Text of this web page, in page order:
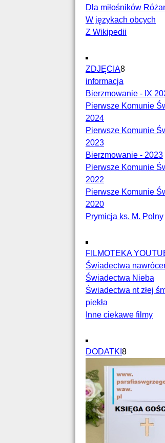
Dla miłośników
W językach obcych
Z Wikipedii
ZDJĘCIA8
informacja
Bierzmowanie - IX
Pierwsze Komunie
2024
Pierwsze Komunie
2023
Bierzmowanie - 2023
Pierwsze Komunie
2022
Pierwsze Komunie
2020
Prymicja ks. M. Polny
FILMOTEKA
Świadectwa
Świadectwa Nieba
Świadectwa nt złej
piekła
Inne ciekawe filmy
DODATKI 8